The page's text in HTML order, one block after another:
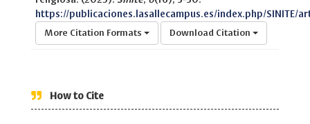
https://publicaciones.lasallecampus.es/index.php/SINITE/
More Citation Formats Download Citation
How to Cite